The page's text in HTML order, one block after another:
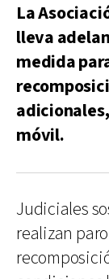
La
lleva
medida
móvil.
Judiciales
realizan